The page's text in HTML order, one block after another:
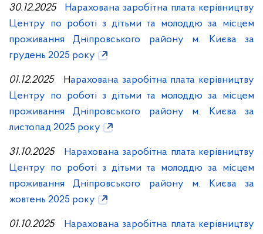
30.12.2025
Нарахована заробітна плата керівництву
Центру по роботі з дітьми та молоддю за місцем
проживання Дніпровського району м. Києва за
грудень 2025 року
01.12.2025 Нарахована заробітна плата керівництву
Центру по роботі з дітьми та молоддю за місцем
проживання Дніпровського району м. Києва за
листопад 2025 року
31.10.2025 Нарахована заробітна плата керівництву
Центру по роботі з дітьми та молоддю за місцем
проживання Дніпровського району м. Києва за
жовтень 2025 року
01.10.2025
Нарахована заробітна плата керівництву